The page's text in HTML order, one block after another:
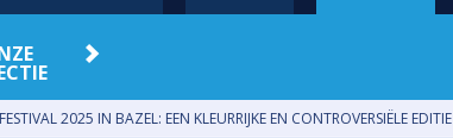
2025 IN BAZEL: EEN KLEURRIJKE EN CONTROVERSIËLE EDITIE